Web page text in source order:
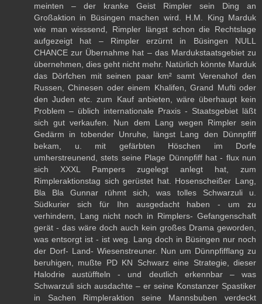
meinten – der kranke Geist Rimpler sein Ding an
Großaktion in Büsingen machen wird. H.M. King Marduk
wie man wisssend, Rimpler längst schon die Rechtslage
aufgezeigt hat – Rimpler erzürnt in Büsingen NULL
CHANCE zur Übernahme hat – das Mardukstaatsgebiet zu
übernehmen, dies geht nicht mehr. Natürlich könnte Marduk
das Dörfchen mit seinen paar km² samt Verenahof den
Russen, Chinesen oder einem Khalifen, Grand Mufti oder
den Juden etc. zum Kauf anbieten, wäre überhaupt kein
Problem – üblich internationale Praxis - Staatsgebiet läßt
sich gut verkaufen. Nun dem Lang wegen Rimpler sein
Gedärm in tobender Unruhe, längst Lang den Dünnpfiff
bekam, u. mit gefärbten Höschen im Dorfe
umherstreunend, stets seine Plage Dünnpfiff hat - flux nun
sich XXXL Pampers zugelegt anlegt hat, zum
Rimpleraktionstag sich gerüstet hat. Hosenscheißer Lang,
Bla Bla Gunnar rühmt sich, was tolles Schwarzuli u.
Südkurier sich für Ihn ausgedacht haben - um zu
verhindern, Lang nicht noch in Rimplers- Gefangenschaft
gerät - das wäre doch auch kein großes Drama geworden,
was entsorgt ist - ist weg. Lang doch in Büsingen nur noch
der Dorf- Land- Wiesenstreuner. Nun um Dünnpfifflang zu
beruhigen, mußte PD KN Schwarz eine Strategie, dieser
Halodrie austüffteln - und deutlich erkennbar – was
Schwarzuli sich ausdachte – er seine Konstanzer Spastiker
in Sachen Rimpleraktion seine Mannsbuben verdeckt